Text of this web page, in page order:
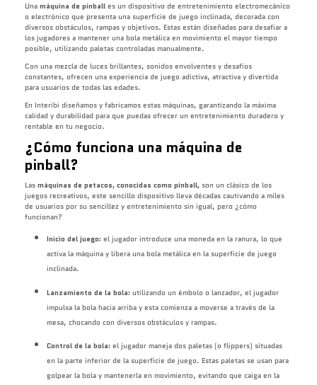
Una máquina de pinball es un dispositivo de entretenimiento electromecánico
o electrónico que presenta una superficie de juego inclinada, decorada con
diversos obstáculos, rampas y objetivos. Estas están diseñadas para desafiar a
los jugadores a mantener una bola metálica en movimiento el mayor tiempo
posible, utilizando paletas controladas manualmente.
Con una mezcla de luces brillantes, sonidos envolventes y desafíos
constantes, ofrecen una experiencia de juego adictiva, atractiva y divertida
para usuarios de todas las edades.
En Interibi diseñamos y fabricamos estas máquinas, garantizando la máxima
calidad y durabilidad para que puedas ofrecer un entretenimiento duradero y
rentable en tu negocio.
¿Cómo funciona una máquina de
pinball?
Las máquinas de petacos, conocidas como pinball, son un clásico de los
juegos recreativos, este sencillo dispositivo lleva décadas cautivando a miles
de usuarios por su sencillez y entretenimiento sin igual, pero ¿cómo
funcionan?
Inicio del juego: el jugador introduce una moneda en la ranura, lo que
activa la máquina y libera una bola metálica en la superficie de juego
inclinada.
Lanzamiento de la bola: utilizando un émbolo o lanzador, el jugador
impulsa la bola hacia arriba y esta comienza a moverse a través de la
mesa, chocando con diversos obstáculos y rampas.
Control de la bola: el jugador maneja dos paletas (o flippers) situadas
en la parte inferior de la superficie de juego. Estas paletas se usan para
golpear la bola y mantenerla en movimiento, evitando que caiga en la